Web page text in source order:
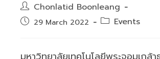
Post
author:
Chonlatid Boonleang
Post29 March 2022
PostEvents